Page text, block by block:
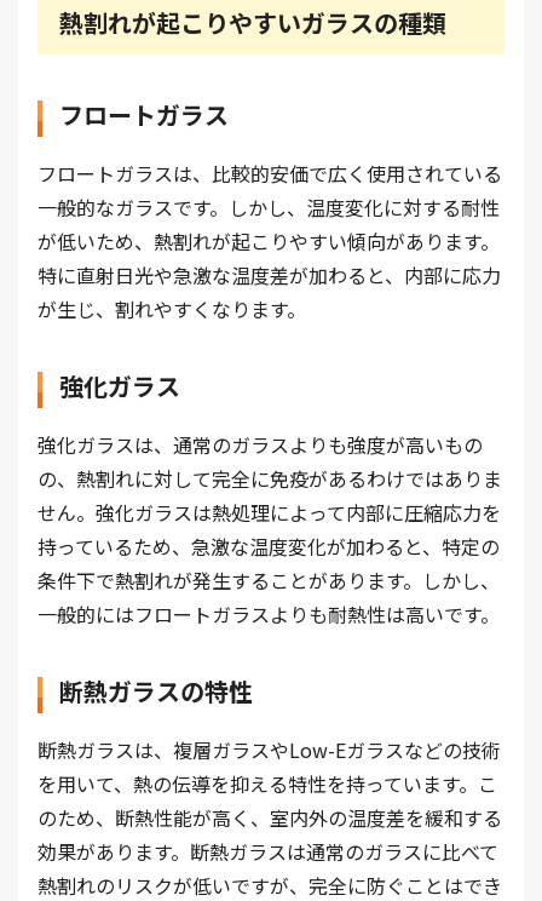
熱割れが起こりやすいガラスの種類
フロートガラス
フロートガラスは、比較的安価で広く使用されている
一般的なガラスです。しかし、温度変化に対する耐性
が低いため、熱割れが起こりやすい傾向があります。
特に直射日光や急激な温度差が加わると、内部に応力
が生じ、割れやすくなります。
強化ガラス
強化ガラスは、通常のガラスよりも強度が高いもの
の、熱割れに対して完全に免疫があるわけではありま
せん。強化ガラスは熱処理によって内部に圧縮応力を
持っているため、急激な温度変化が加わると、特定の
条件下で熱割れが発生することがあります。しかし、
一般的にはフロートガラスよりも耐熱性は高いです。
断熱ガラスの特性
断熱ガラスは、複層ガラスやLow-Eガラスなどの技術
を用いて、熱の伝導を抑える特性を持っています。こ
のため、断熱性能が高く、室内外の温度差を緩和する
効果があります。断熱ガラスは通常のガラスに比べて
熱割れのリスクが低いですが、完全に防ぐことはでき